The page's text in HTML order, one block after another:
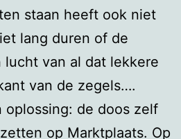
staan heeft ook niet
lang duren of de
van al dat lekkere
van de zegels….
oplossing: de doos zelf
op Marktplaats. Op